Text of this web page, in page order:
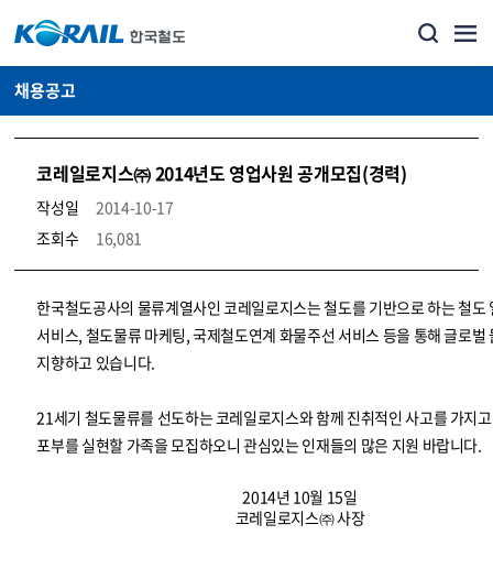
채용공고
코레일로지스㈜ 2014년도 영업사원 공개모집(경력)
작성일
2014-10-17
조회수
16,081
코레일소개_경영공시_채용공고 상세보기 – 내용, 파일, 담당자 연락처로 구성
한국철도공사의 물류계열사인 코레일로지스는 철도를 기반으로 하는 철도
서비스, 철도물류 마케팅, 국제철도연계 화물주선 서비스 등을 통해 글로벌
지향하고 있습니다.
21세기 철도물류를 선도하는 코레일로지스와 함께 진취적인 사고를 가지
포부를 실현할 가족을 모집하오니 관심있는 인재들의 많은 지원 바랍니다.
2014년 10월 15일
코레일로지스㈜ 사장